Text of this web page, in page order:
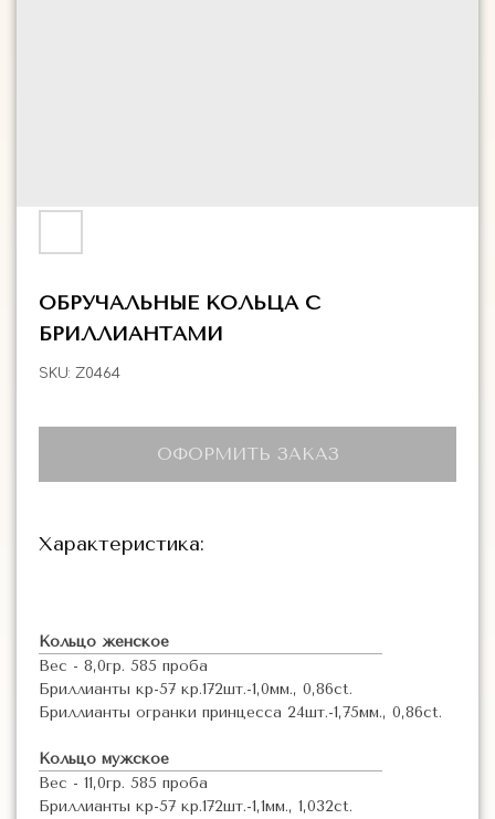
ОБРУЧАЛЬНЫЕ КОЛЬЦА С
БРИЛЛИАНТАМИ
SKU: Z0464
ОФОРМИТЬ ЗАКАЗ
Характеристика:
Кольцо женское
Вес - 8,0гр. 585 проба
Бриллианты кр-57 кр.172шт.-1,0мм., 0,86ct.
Бриллианты огранки принцесса 24шт.-1,75мм., 0,86ct.
Кольцо мужское
Вес - 11,0гр. 585 проба
Бриллианты кр-57 кр.172шт.-1,1мм., 1,032ct.